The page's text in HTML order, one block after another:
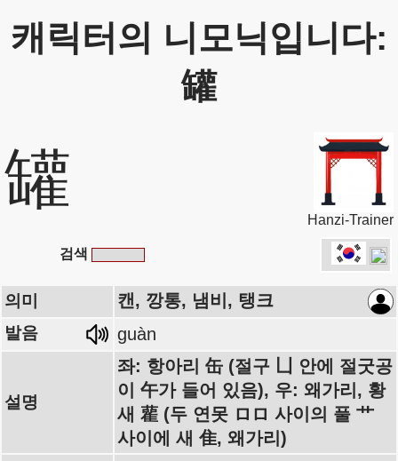
캐릭터의 니모닉입니다:
罐
罐
Hanzi-Trainer
검색
의미 캔, 깡통, 냄비, 탱크
발음 guàn
설명
좌: 항아리 缶 (절구 凵 안에 절굿공
이 午가 들어 있음), 우: 왜가리, 황
새 雚 (두 연못 ロロ 사이의 풀 艹
사이에 새 隹, 왜가리)